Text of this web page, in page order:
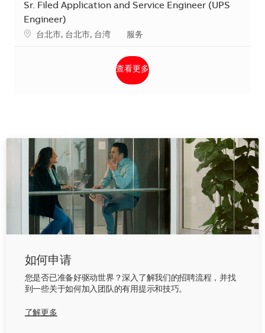
Sr. Filed Application and Service Engineer (UPS
Engineer)
地点台北市, 台北市, 台湾 类别
服务
查看更多
如何申请
您是否已准备好驱动世界？深入了解我们的招聘流程，并找
到一些关于如何加入团队的有用提示和技巧。
了解更多